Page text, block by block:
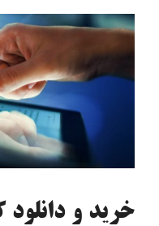
خرید و دانلود